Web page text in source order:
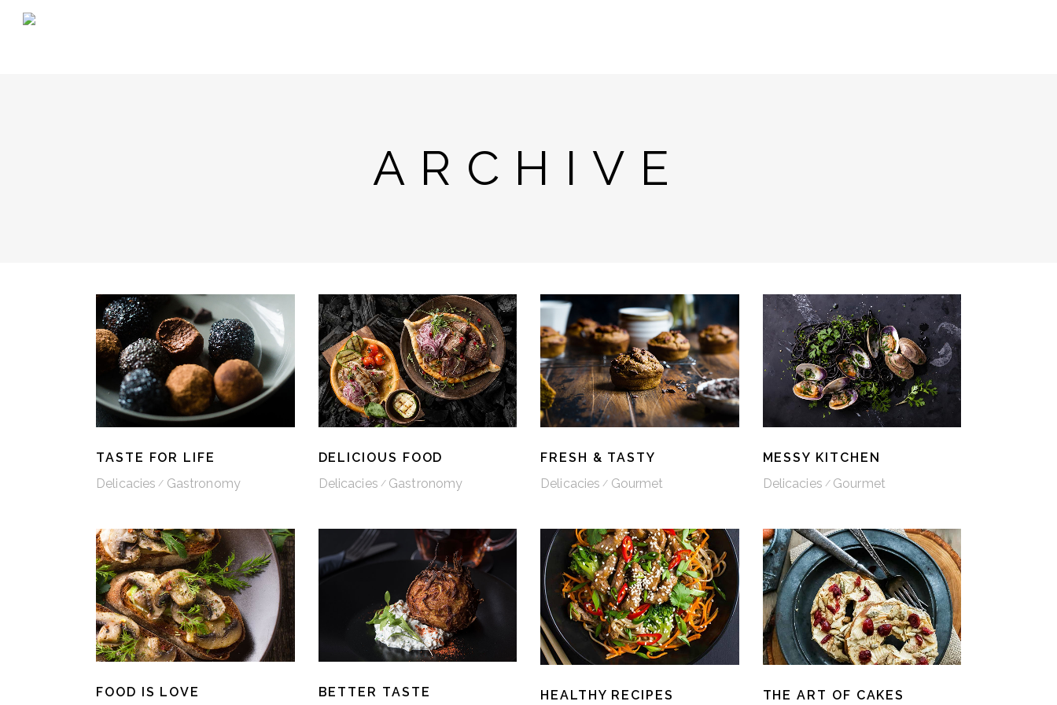
ARCHIVE
TASTE FOR LIFE
Delicacies
Gastronomy
DELICIOUS FOOD
Delicacies
Gastronomy
FRESH & TASTY
Delicacies
Gourmet
MESSY KITCHEN
Delicacies
Gourmet
FOOD IS LOVE
BETTER TASTE
HEALTHY RECIPES
THE ART OF CAKES